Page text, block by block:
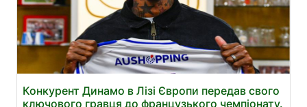
Конкурент Динамо в Лізі Європи передав свого
ключового гравця до французького чемпіонату.